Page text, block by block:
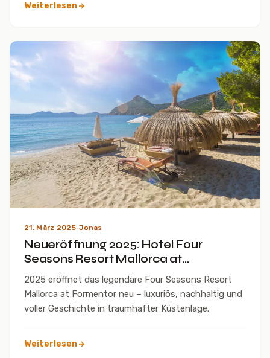
Weiterlesen
21. März 2025·Jonas
Neueröffnung 2025: Hotel Four
Seasons Resort Mallorca at
Formentor – Die Legende kehrt zurück
2025 eröffnet das legendäre Four Seasons Resort
Mallorca at Formentor neu – luxuriös, nachhaltig und
voller Geschichte in traumhafter Küstenlage.
Weiterlesen